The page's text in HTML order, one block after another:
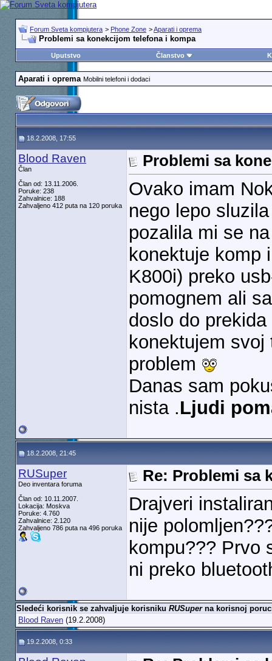
Forum Sveta kompjutera > Phone Zone >Aparati i oprema
Problemi sa konekcijom telefona i kompa
Uputstvo Članstvo
Aparati i oprema Mobilni telefoni i dodaci
18.2.2008, 17:55
Blood Raven
Član
Član od: 13.11.2006.
Poruke: 238
Zahvalnice: 188
Zahvaljeno 412 puta na 120 poruka
Problemi sa
Ovako imam
nego lepo
pozalila mi se
konektuje komp
K800i) preko
pomognem ali
doslo do
konektujem
problem
Danas sam
nista .Ljudi
18.2.2008, 21:45
RUSuper
Deo inventara foruma
Član od: 10.11.2007.
Lokacija: Moskva
Poruke: 4.760
Zahvalnice: 2.120
Zahvaljeno 786 puta na 496 poruka
Re: Problemi sa
Drajveri
nije
kompu??? Prvo
ni preko
Sledeći korisnik se zahvaljuje korisniku RUSuperna korisnoj
Blood Raven(19.2.2008)
19.2.2008, 0:33